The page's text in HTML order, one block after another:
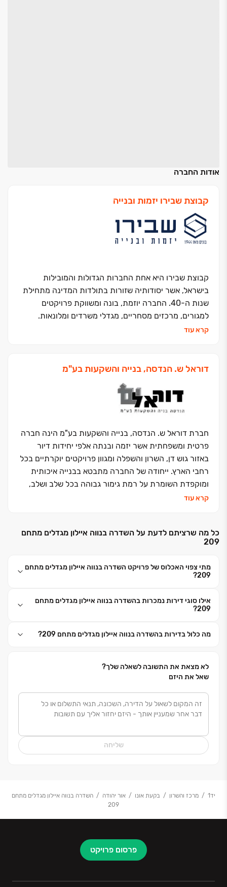
אודות החברה
קבוצת שבירו יזמות ובנייה
קבוצת שבירו היא אחת החברות הגדולות והמובילות
בישראל, אשר יסודותיה שזורות בתולדות המדינה מתחילת
שנות ה-40. החברה יוזמת, בונה ומשווקת פרויקטים
למגורים, מרכזים מסחריים, מגדלי משרדים ומלונאות.
החברה, בבעלותם של עו"ד רונית שבירו ורמי שבירו,
ומבצעת כ- 6,500 יחידות דיור נוספות. האני מאמין שלה -
והצלחה הן אבני הדרך שעליהן צועדת החברה. החברה
חרטה על דגלה את המונח ״דרך ארץ קדמה לתורה״
לצמיחתה ולשגשוגה של מדינת ישראל.
קרא עוד
דוראל ש. הנדסה, בנייה והשקעות בע"מ
חברת דוראל ש. הנדסה, בנייה והשקעות בע"מ הינה חברה
פרטית ומשפחתית אשר יזמה ובנתה אלפי יחידות דיור
באזור גוש דן, השרון והשפלה ומגוון פרויקטים יוקרתיים בכל
רחבי הארץ. ייחודה של החברה מתבטא בבנייה איכותית
ומוקפדת השומרת על רמת גימור גבוהה בכל שלב ושלב,
ביחס אישי ובליווי מקצועי לדיירים לאורך כל הדרך עד
ובאיכות בנייה ללא פשרות.
החברה בונה בסטנדרטים הגבוהים ביותר, תוך הקפדה על
ועיצוב מודרניים, ליווי מקצועי וצמוד לכל אורך הליך
קרא עוד
כל מה שרציתם לדעת על השדרה בנווה איילון מגדלים מתחם
209
מתי צפוי האכלוס של פרויקט השדרה בנווה איילון מגדלים מתחם
209?
אילו סוגי דירות נמכרות בהשדרה בנווה איילון מגדלים מתחם
209?
מה כלול בדירות בהשדרה בנווה איילון מגדלים מתחם 209?
לא מצאת את התשובה לשאלה שלך?
שאל את היזם
שליחה
יד1 מרכז והשרון בקעת אונו אור יהודה
השדרה בנווה איילון מגדלים מתחם
209
פרסום פרויקט